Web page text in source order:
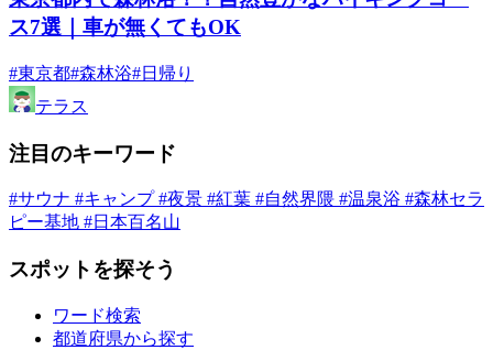
ス7選｜車が無くてもOK
#東京都#森林浴#日帰り
テラス
注目のキーワード
#サウナ #キャンプ#夜景 #紅葉 #自然界隈 #温泉浴 #森林セラ
ピー基地 #日本百名山
スポットを探そう
ワード検索
都道府県から探す